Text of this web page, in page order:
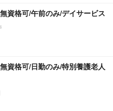
資格可/午前のみ/デイサービス
資格可/日勤のみ/特別養護老人